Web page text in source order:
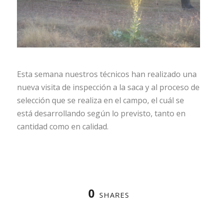
Esta semana nuestros técnicos han realizado una
nueva visita de inspección a la saca y al proceso de
selección que se realiza en el campo, el cuál se
está desarrollando según lo previsto, tanto en
cantidad como en calidad.
0 SHARES